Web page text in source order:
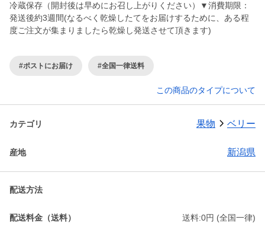
冷蔵保存（開封後は早めにお召し上がりください）▼消費期限：
発送後約3週間(なるべく乾燥したてをお届けするために、ある程
度ご注文が集まりましたら乾燥し発送させて頂きます)
#ポストにお届け #全国一律送料
この商品のタイプについて
カテゴリ 果物 ベリー
産地 新潟県
配送方法
配送料金（送料） 送料:0円 (全国一律)